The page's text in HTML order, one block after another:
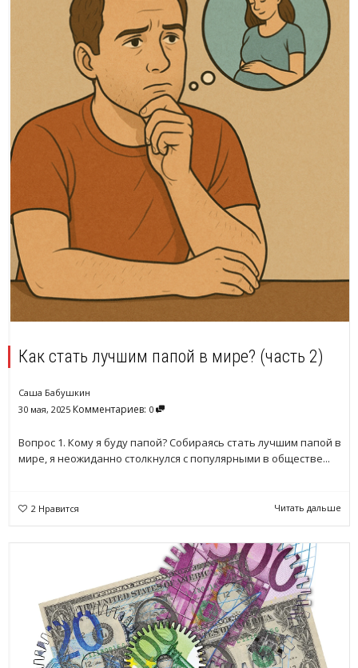
Как стать лучшим папой в мире? (часть 2)
Саша Бабушкин
30 мая, 2025 Комментариев: 0
Вопрос 1. Кому я буду папой? Собираясь стать лучшим папой в
мире, я неожиданно столкнулся с популярными в обществе...
2 Нравится Читать дальше